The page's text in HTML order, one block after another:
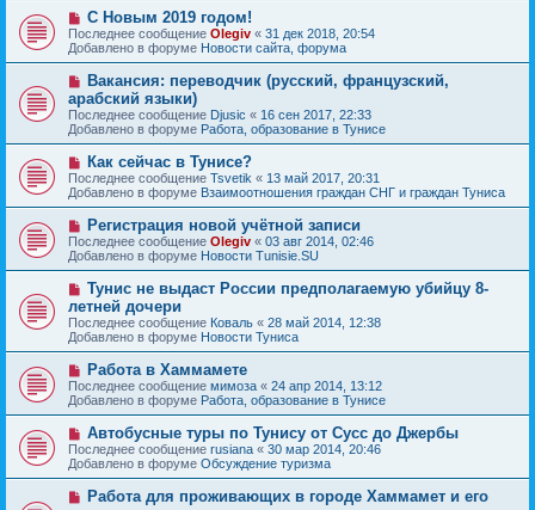
ещ
е
н
и
е
с
о
о
б
щ
е
н
и
е
Н
о
в
о
е
с
о
о
б
щ
е
н
и
е
С Новым 2019 годом!
Последнее сообщение Olegiv « 31 дек 2018, 20:54
Добавлено в форуме Новости сайта, форума
Н
в
о
е
с
о
б
щ
е
н
и
е
Вакансия: переводчик (русский, французский,
арабский языки)
Последнее сообщение Djusic « 16 сен 2017, 22:33
Добавлено в форуме Работа, образование в Тунисе
Н
о
в
о
е
с
о
о
б
щ
е
н
и
е
Как сейчас в Тунисе?
Последнее сообщение Tsvetik « 13 май 2017, 20:31
Добавлено в форуме Взаимоотношения граждан СНГ и граждан Туниса
Н
о
в
о
е
о
о
б
щ
е
н
и
е
Регистрация новой учётной записи
Последнее сообщение Olegiv « 03 авг 2014, 02:46
Добавлено в форуме Новости Tunisie.SU
Н
в
о
е
с
о
б
щ
н
и
е
Тунис не выдаст России предполагаемую убийцу 8-
летней дочери
Последнее сообщение Коваль « 28 май 2014, 12:38
Добавлено в форуме Новости Туниса
Н
о
в
о
с
о
о
б
щ
Работа в Хаммамете
Последнее сообщение мимоза « 24 апр 2014, 13:12
Добавлено в форуме Работа, образование в Тунисе
Н
о
в
о
е
с
Автобусные туры по Тунису от Сусс до Джербы
Последнее сообщение rusiana « 30 мар 2014, 20:46
Добавлено в форуме Обсуждение туризма
НРабота для проживающих в городе Хаммамет и его